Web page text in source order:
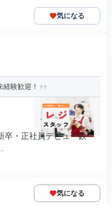
気になる
験歓迎！
卒・正社員デビュー歓
気になる